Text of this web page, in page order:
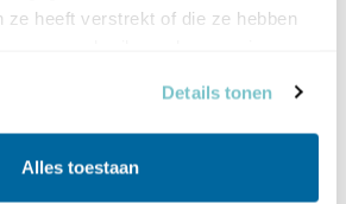
ze heeft verstrekt of die ze hebben
Details tonen
Alles toestaan
Bewaar deze blog